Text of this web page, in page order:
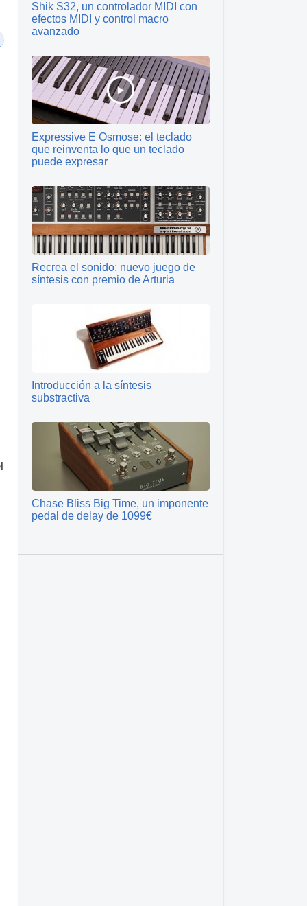
Shik S32, un controlador MIDI con
efectos MIDI y control macro
avanzado
Expressive E Osmose: el teclado
que reinventa lo que un teclado
puede expresar
Recrea el sonido: nuevo juego de
síntesis con premio de Arturia
Introducción a la síntesis
substractiva
Chase Bliss Big Time, un imponente
pedal de delay de 1099€